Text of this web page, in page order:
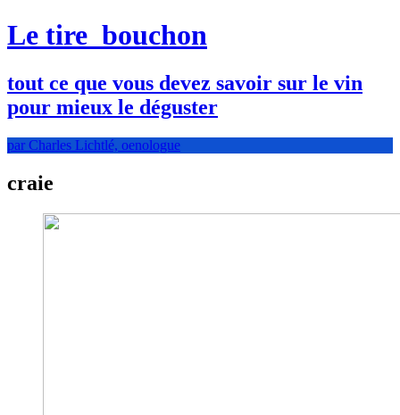
Le tire bouchon
tout ce que vous devez savoir sur le vin
pour mieux le déguster
par Charles Lichtlé, oenologue
craie